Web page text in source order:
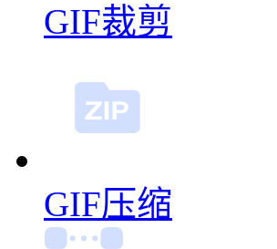
GIF裁剪
GIF压缩